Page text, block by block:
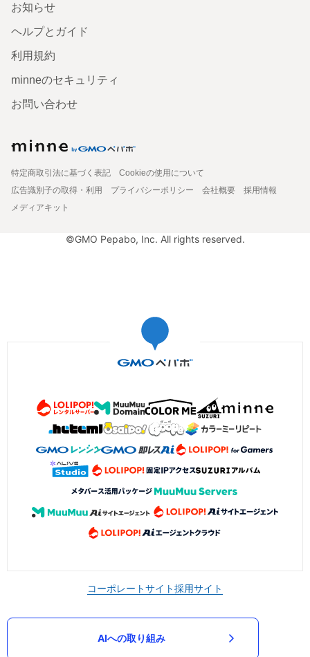
お知らせ
ヘルプとガイド
利用規約
minneのセキュリティ
お問い合わせ
特定商取引法に基づく表記
Cookieの使用について
広告識別子の取得・利用
プライバシーポリシー 会社概要
採用情報
メディアキット
©GMO Pepabo, Inc. All rights reserved.
コーポレートサイト採用サイト
AIへの取り組み